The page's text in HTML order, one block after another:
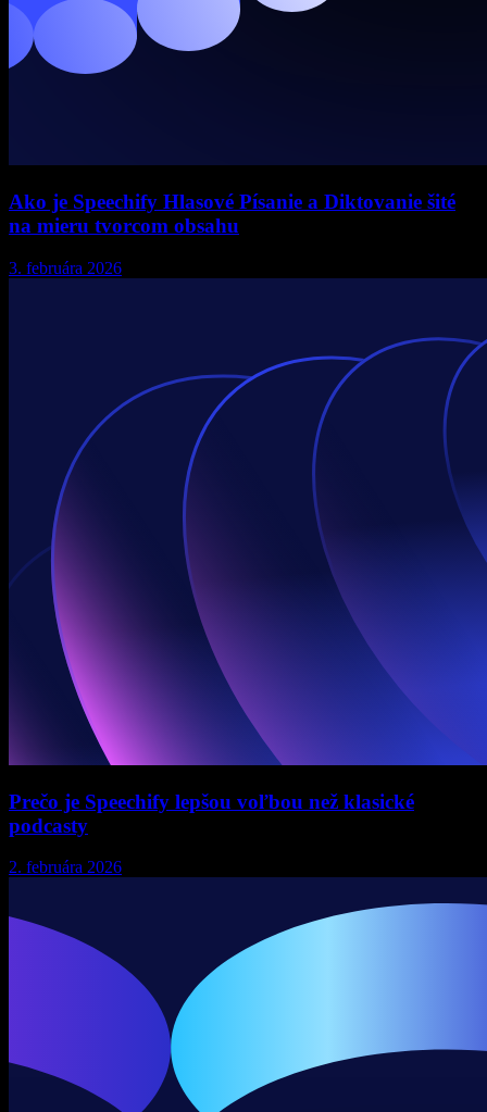
Ako je Speechify Hlasové Písanie a Diktovanie šité
na mieru tvorcom obsahu
3. februára 2026
Prečo je Speechify lepšou voľbou než klasické
podcasty
2. februára 2026